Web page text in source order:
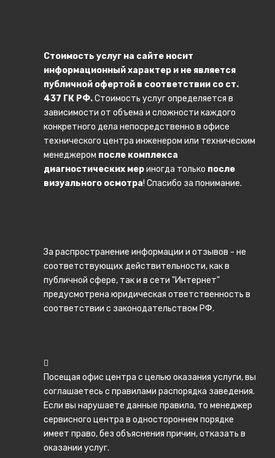
Домашние кинотеатры
Плеера
Видеоняни
Умные колонки
Фотовспышки
Диктофоны
Мобильная техника
Ноутбуки
Планшеты
Bluetooth гарнитуры
Очки виртуальной реальности
Внешние аккумуляторы
Графические планшеты
Стоимость услуг на сайте носит
информационный характер и не является
публичной офертой в соответствии со ст.
437 ГК РФ.Стоимость услуг определяется в
зависимости от объема и сложности каждого
конкретного дела непосредственно в офисе
технического центра инженером или техническим
менеджером после комплекса
диагностических мериногда только после
визуального осмотра! Спасибо за понимание.
За распространение информации и отзывов - не
соответствующих действительности, как в
публичной сфере, так и в сети "Интернет"
предусмотрена юридическая ответственность в
соответствии с законодательством РФ.
Посещая офис центра с целью оказания услуги, вы
соглашаетесь с правилами распорядка заведения.
Если вы нарушаете данные правила, то менеджер
сервисного центра в одностороннем порядке
имеет право, без объяснения причин, отказать в
оказании услуг.